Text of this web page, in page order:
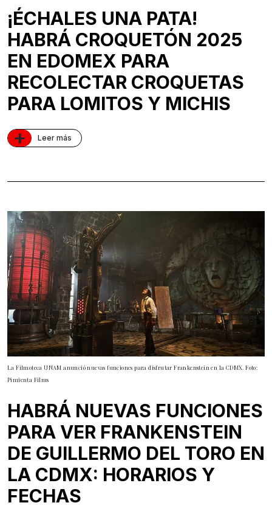
¡ÉCHALES UNA PATA!
HABRÁ CROQUETÓN 2025
EN EDOMEX PARA
RECOLECTAR CROQUETAS
PARA LOMITOS Y MICHIS
+ Leer más
La Filmoteca UNAM anunció nuevas funciones para disfrutar Frankenstein en la CDMX. Foto:
Pimienta Films
HABRÁ NUEVAS FUNCIONES
PARA VER FRANKENSTEIN
DE GUILLERMO DEL TORO EN
LA CDMX: HORARIOS Y
FECHAS